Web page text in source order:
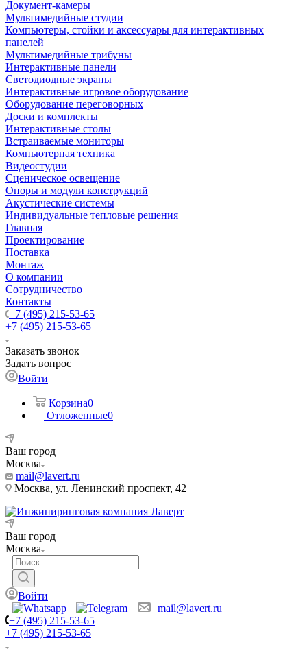
Документ-камеры
Мультимедийные студии
Компьютеры, стойки и аксессуары для интерактивных
панелей
Мультимедийные трибуны
Интерактивные панели
Светодиодные экраны
Интерактивные игровое оборудование
Оборудование переговорных
Доски и комплекты
Интерактивные столы
Встраиваемые мониторы
Компьютерная техника
Видеостудии
Cценическое освещение
Опоры и модули конструкций
Акустические системы
Индивидуальные тепловые решения
Главная
Проектирование
Поставка
Монтаж
О компании
Сотрудничество
Контакты
+7 (495) 215-53-65
+7 (495) 215-53-65
Заказать звонок
Задать вопрос
Войти
Корзина0
Отложенные0
Ваш город
Москва
mail@lavert.ru
Москва, ул. Ленинский проспект, 42
Ваш город
Москва
Войти
mail@lavert.ru
+7 (495) 215-53-65
+7 (495) 215-53-65